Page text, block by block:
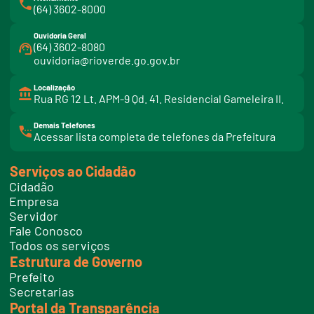
(64) 3602-8000
Ouvidoria Geral
(64) 3602-8080
ouvidoria@rioverde.go.gov.br
Localização
Rua RG 12 Lt. APM-9 Qd. 41. Residencial Gameleira II.
Demais Telefones
Acessar lista completa de telefones da Prefeitura
i
t
e
l
f
o
e
s
Serviços ao Cidadão
Cidadão
Empresa
Servidor
Fale Conosco
Todos os serviços
Estrutura de Governo
Prefeito
Secretarias
Portal da Transparência